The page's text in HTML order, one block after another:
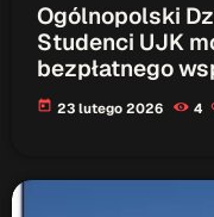
Strona UJK
Klub WSPAK
Biuro Karier
Ogólnopolski
Studenci UJK
bezpłatnego
today 23 lutego 2026 4